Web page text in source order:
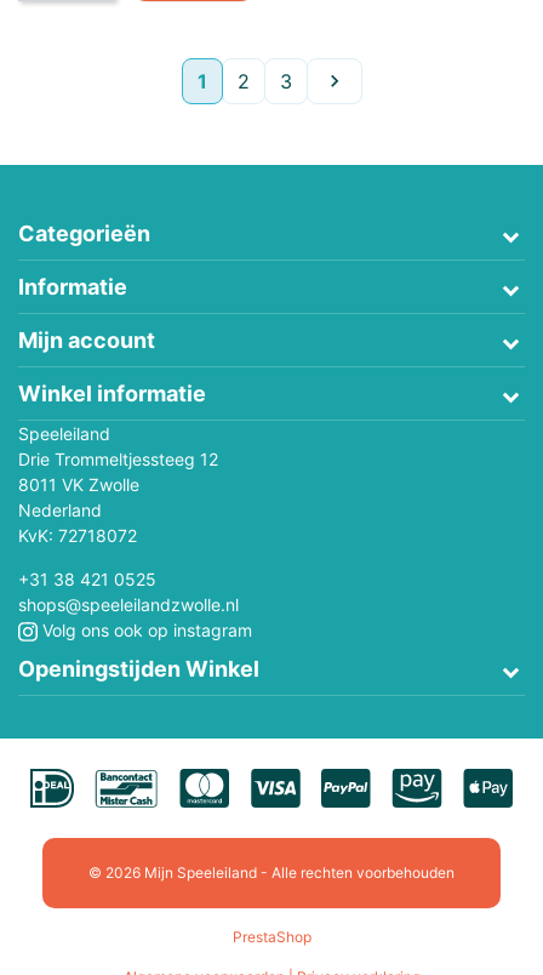
1 2 3 Volgende

Categorieën
Informatie
Mijn account
Winkel informatie
Speeleiland
Drie Trommeltjessteeg 12
8011 VK Zwolle
Nederland
KvK: 72718072
+31 38 421 0525
shops@speeleilandzwolle.nl
Volg ons ook op instagram
Openingstijden Winkel
© 2026 Mijn Speeleiland - Alle rechten voorbehouden
PrestaShop